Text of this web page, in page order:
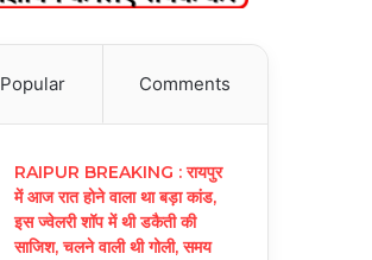
Popular Comments
RAIPUR BREAKING : रायपुर
में आज रात होने वाला था बड़ा कांड,
इस ज्वेलरी शॉप में थी डकैती की
साजिश, चलने वाली थी गोली, समय